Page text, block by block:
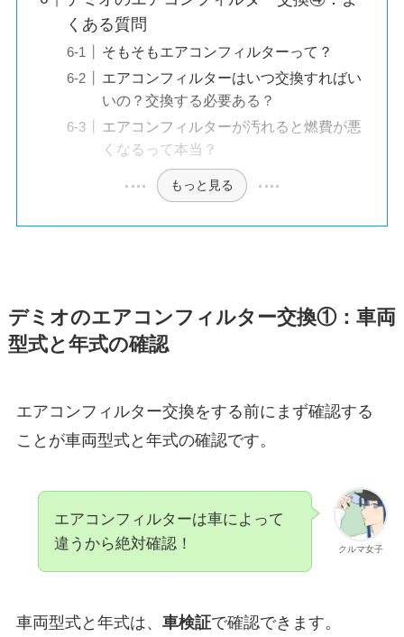
くある質問
そもそもエアコンフィルターって？
エアコンフィルターはいつ交換すればい
いの？交換する必要ある？
エアコンフィルターが汚れると燃費が悪
くなるって本当？
もっと見る
デミオのエアコンフィルター交換①：車両
型式と年式の確認
エアコンフィルター交換をする前にまず確認する
ことが車両型式と年式の確認です。
クルマ女子
エアコンフィルターは車によって
違うから絶対確認！
車両型式と年式は、 車検証で確認できます。